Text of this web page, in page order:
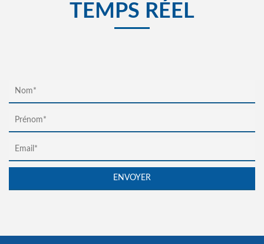
TEMPS RÉEL